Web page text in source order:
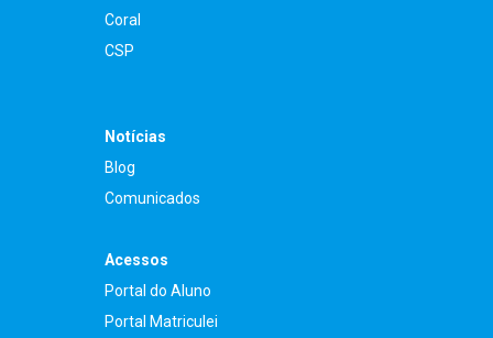
Coral
CSP
Notícias
Blog
Comunicados
Acessos
Portal do Aluno
Portal Matriculei